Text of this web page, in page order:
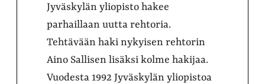
Jyväskylän yliopisto hakee
parhaillaan uutta rehtoria.
Tehtävään haki nykyisen rehtorin
Aino Sallisen lisäksi kolme hakijaa.
Vuodesta 1992 Jyväskylän yliopistoa